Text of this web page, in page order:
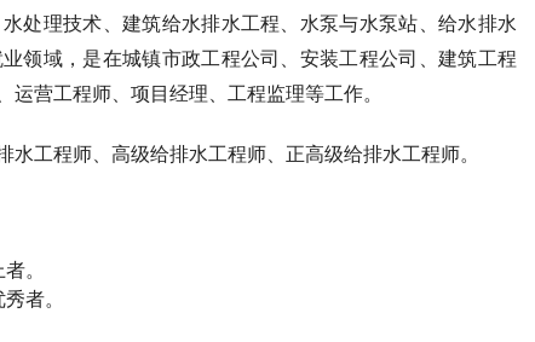
处理技术、建筑给水排水工程、水泵与水泵站、给水排水
领域，是在城镇市政工程公司、安装工程公司、建筑工程
营工程师、项目经理、工程监理等工作。
工程师、高级给排水工程师、正高级给排水工程师。
。
者。